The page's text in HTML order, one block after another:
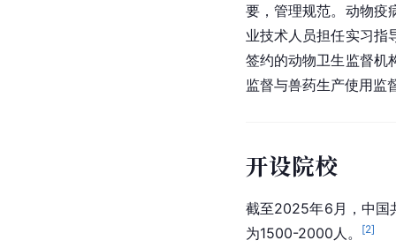
要，管理规范。动物疫
业技术人员担任实习指
签约的动物卫生监督机
监督与兽药生产使用监
开设院校
截至2025年6月，中国
为1500-2000人。
[2]